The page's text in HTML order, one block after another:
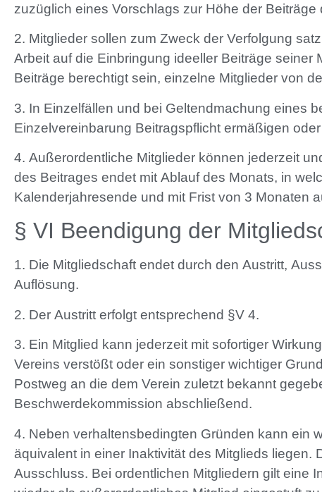
zuzüglich eines Vorschlags zur Höhe der
2. Mitglieder sollen zum Zweck der Verfolgung
Arbeit auf die Einbringung ideeller Beiträge
Beiträge berechtigt sein, einzelne Mitglieder von
3. In Einzelfällen und bei Geltendmachung eines
Einzelvereinbarung Beitragspflicht ermäßigen
4. Außerordentliche Mitglieder können jederzeit
des Beitrages endet mit Ablauf des Monats, in
Kalenderjahresende und mit Frist von 3 Monaten
§ VI Beendigung der
1. Die Mitgliedschaft endet durch den Austritt,
Auflösung.
2. Der Austritt erfolgt entsprechend §V 4.
3. Ein Mitglied kann jederzeit mit sofortiger
Vereins verstößt oder ein sonstiger wichtiger
Postweg an die dem Verein zuletzt bekannt
Beschwerdekommission abschließend.
4. Neben verhaltensbedingten Gründen kann ein
äquivalent in einer Inaktivität des Mitglieds
Ausschluss. Bei ordentlichen Mitgliedern gilt eine